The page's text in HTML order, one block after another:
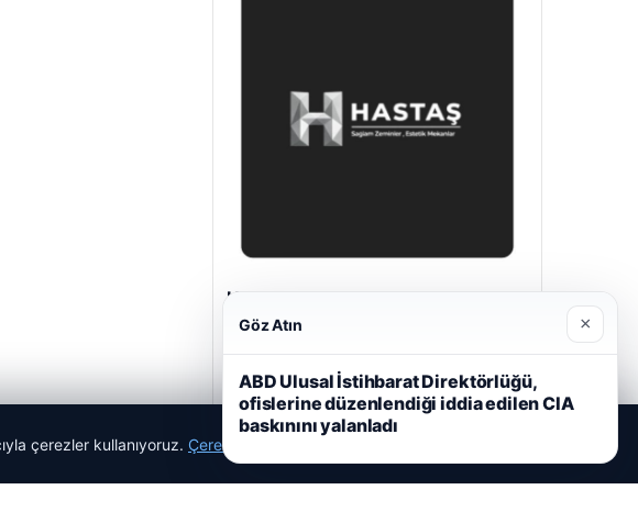
Hastaş Beton
26/05/2026
çerezler kullanıyoruz. Çerez Politikamız
Göz Atın ×
ABD Ulusal İstihbarat Direktörlüğü,
ofislerine düzenlendiği iddia edilen CIA
baskınını yalanladı